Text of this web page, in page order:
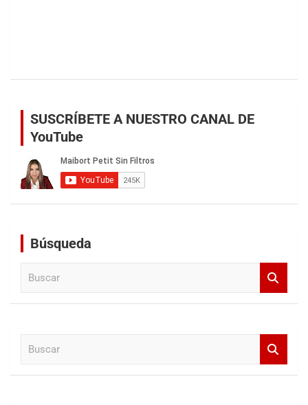
SUSCRÍBETE A NUESTRO CANAL DE
YouTube
Búsqueda